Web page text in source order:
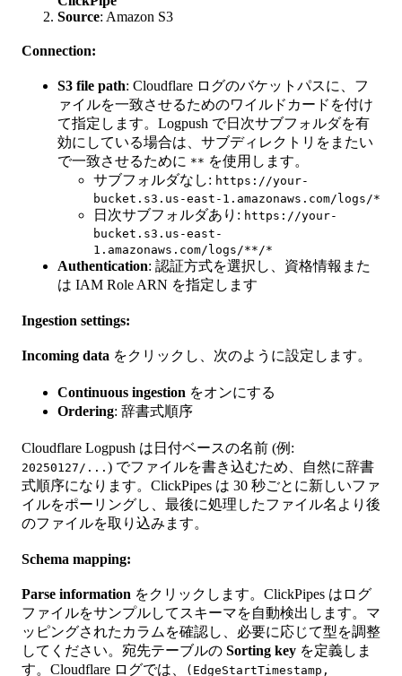
Source: Amazon S3
Connection:
S3 file path: Cloudflare ログのバケットパスに、フ
ァイルを一致させるためのワイルドカードを付け
て指定します。Logpush で日次サブフォルダを有
効にしている場合は、サブディレクトリをまたい
で一致させるために ** を使用します。
サブフォルダなし: https://your-
bucket.s3.us-east-1.amazonaws.com/logs/*
日次サブフォルダあり: https://your-
bucket.s3.us-east-
1.amazonaws.com/logs/**/*
Authentication: 認証方式を選択し、資格情報また
は IAM Role ARN を指定します
Ingestion settings:
Incoming data をクリックし、次のように設定します。
Continuous ingestion をオンにする
Ordering: 辞書式順序
Cloudflare Logpush は日付ベースの名前 (例:
20250127/... ) でファイルを書き込むため、自然に辞書
式順序になります。ClickPipes は 30 秒ごとに新しいファ
イルをポーリングし、最後に処理したファイル名より後
のファイルを取り込みます。
Schema mapping:
Parse information をクリックします。ClickPipes はログ
ファイルをサンプルしてスキーマを自動検出します。マ
ッピングされたカラムを確認し、必要に応じて型を調整
してください。宛先テーブルの Sorting key を定義しま
す。Cloudflare ログでは、
(EdgeStartTimestamp,